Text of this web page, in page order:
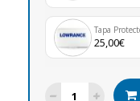
Tapa
25,00€